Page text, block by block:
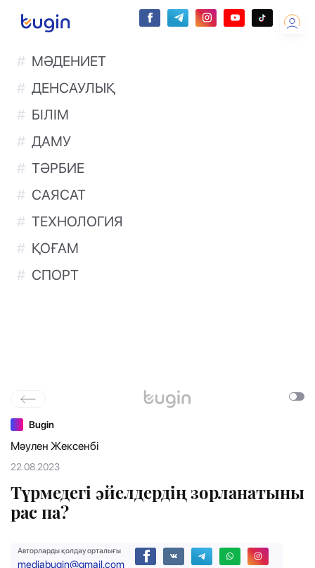
МӘДЕНИЕТ
ДЕНСАУЛЫҚ
БІЛІМ
ДАМУ
ТӘРБИЕ
САЯСАТ
ТЕХНОЛОГИЯ
ҚОҒАМ
СПОРТ
Bugin
Мәулен Жексенбі
22.08.2023
Түрмедегі әйелдердің зорланатыны
рас па?
Авторларды қолдау орталығы
mediabugin@gmail.com